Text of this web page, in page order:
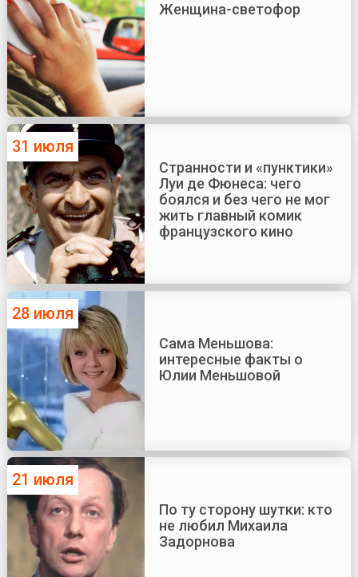
Женщина-светофор
31 июля
Странности и «пунктики»
Луи де Фюнеса: чего
боялся и без чего не мог
жить главный комик
французского кино
28 июля
Сама Меньшова:
интересные факты о
Юлии Меньшовой
21 июля
По ту сторону шутки: кто
не любил Михаила
Задорнова